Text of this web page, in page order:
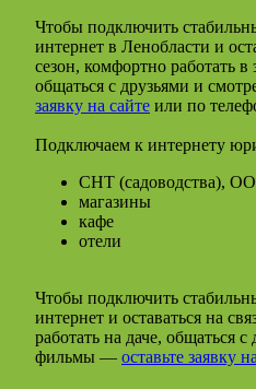
Чтобы подключить
интернет в Ленобласти и
сезон, комфортно работать в
общаться с друзьями и
заявку на сайте или по
Подключаем к интернету
СНТ (садоводства),
магазины
кафе
отели
Чтобы подключить
интернет и оставаться на
работать на даче, общаться
фильмы — оставьте заявку